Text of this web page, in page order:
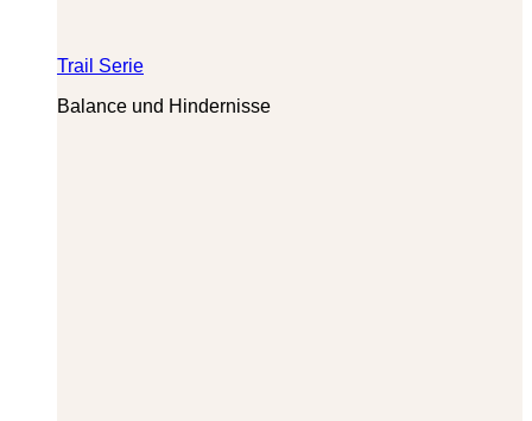
Trail Serie
Balance und Hindernisse